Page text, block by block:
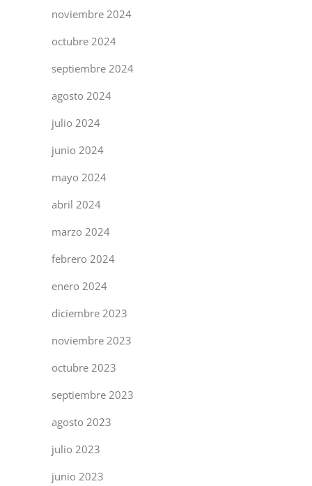
noviembre 2024
octubre 2024
septiembre 2024
agosto 2024
julio 2024
junio 2024
mayo 2024
abril 2024
marzo 2024
febrero 2024
enero 2024
diciembre 2023
noviembre 2023
octubre 2023
septiembre 2023
agosto 2023
julio 2023
junio 2023